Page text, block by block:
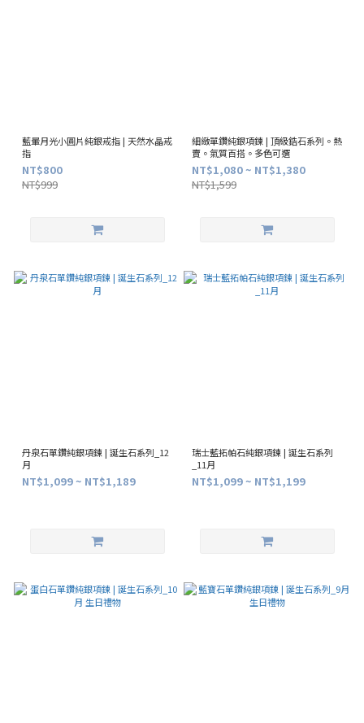
藍暈月光小圓片純銀戒指 | 天然水晶戒
指
NT$800
NT$999
細緻單鑽純銀項鍊 | 頂級鋯石系列。熱
賣。氣質百搭。多色可選
NT$1,080 ~ NT$1,380
NT$1,599
丹泉石單鑽純銀項鍊 | 誕生石系列_12
月
NT$1,099 ~ NT$1,189
瑞士藍拓帕石純銀項鍊 | 誕生石系列
_11月
NT$1,099 ~ NT$1,199